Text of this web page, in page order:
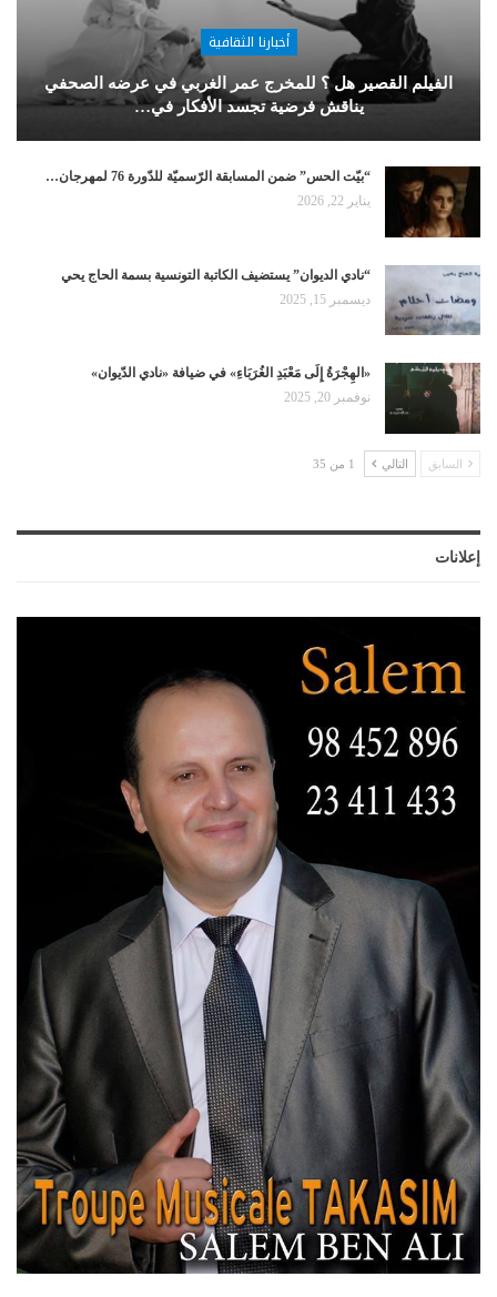
أخبارنا الثقافية
الفيلم القصير هل ؟ للمخرج عمر الغربي في عرضه الصحفي
يناقش فرضية تجسد الأفكار في…
“بيّت الحس” ضمن المسابقة الرّسميّة للدّورة 76 لمهرجان…
يناير 22, 2026
“نادي الديوان” يستضيف الكاتبة التونسية بسمة الحاج يحي
ديسمبر 15, 2025
«الهِجْرَةُ إِلَى مَعْبَدِ الغُرَبَاءِ» في ضيافة «نادي الدّيوان»
نوفمبر 20, 2025
السابق التالي 1 من 35
إعلانات